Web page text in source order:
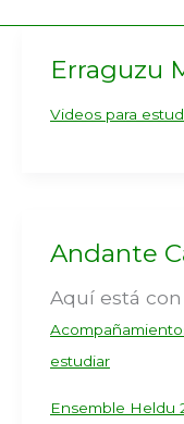
Erraguzu
Videos para
Andante
Aquí está
estudiar
Ensemble Heldu